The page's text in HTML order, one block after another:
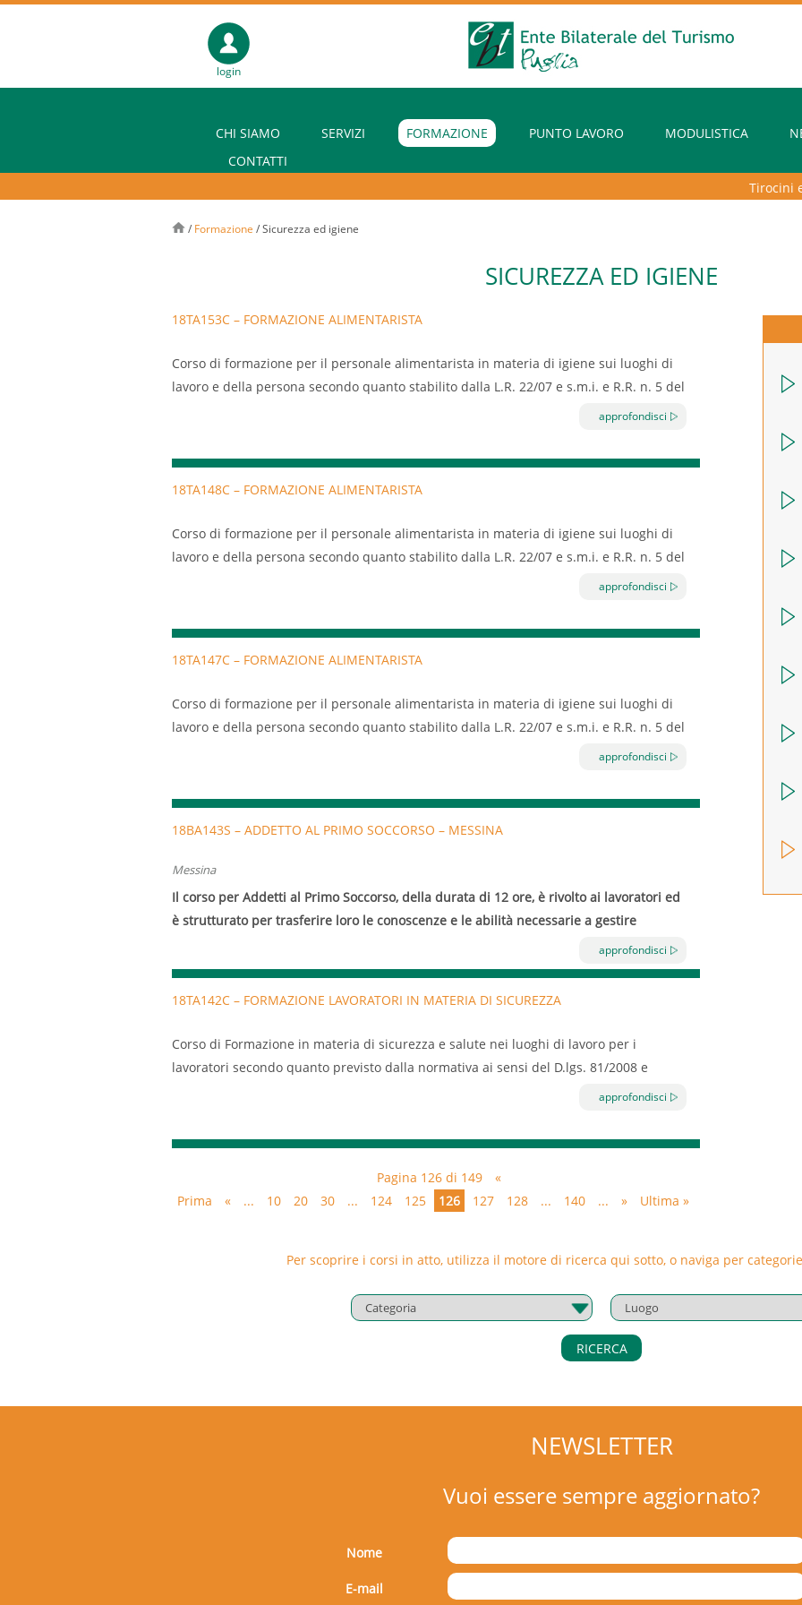
login
CHI SIAMO SERVIZI FORMAZIONE PUNTO LAVORO MODULISTICA
CONTATTI
Tirocini
/ Formazione /Sicurezza ed igiene
SICUREZZA ED IGIENE
18TA153C – FORMAZIONE ALIMENTARISTA
Corso di formazione per il personale alimentarista in materia di igiene sui luoghi di
lavoro e della persona secondo quanto stabilito dalla L.R. 22/07 e s.m.i. e R.R. n. 5 del
approfondisci
18TA148C – FORMAZIONE ALIMENTARISTA
Corso di formazione per il personale alimentarista in materia di igiene sui luoghi di
lavoro e della persona secondo quanto stabilito dalla L.R. 22/07 e s.m.i. e R.R. n. 5 del
approfondisci
18TA147C – FORMAZIONE ALIMENTARISTA
Corso di formazione per il personale alimentarista in materia di igiene sui luoghi di
lavoro e della persona secondo quanto stabilito dalla L.R. 22/07 e s.m.i. e R.R. n. 5 del
approfondisci
18BA143S – ADDETTO AL PRIMO SOCCORSO – MESSINA
Messina
Il corso per Addetti al Primo Soccorso, della durata di 12 ore, è rivolto ai lavoratori ed
è strutturato per trasferire loro le conoscenze e le abilità necessarie a gestire
Il corso della durata di 12 ore, si svolgerà a Messina, in Via Taormina,63 presso la
caserma Ainis secondo il seguente calendario:
7 Giugno 2018 dalle 14:00 alle 20:00
approfondisci
18TA142C – FORMAZIONE LAVORATORI IN MATERIA DI SICUREZZA
Corso di Formazione in materia di sicurezza e salute nei luoghi di lavoro per i
lavoratori secondo quanto previsto dalla normativa ai sensi del D.lgs. 81/2008 e
approfondisci
Pagina 126 di 149
«
Prima
« ... 10 20 30 ... 124 125 126 127 128 ... 140 ... » Ultima »
Per scoprire i corsi in atto, utilizza il motore di ricerca qui sotto, o naviga per
RICERCA
NEWSLETTER
Vuoi essere sempre aggiornato?
Nome
E-mail